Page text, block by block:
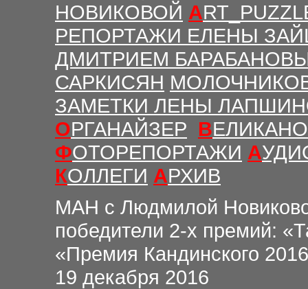
НОВИКОВОЙ A
РЕПОРТАЖИ ЕЛЕНЫ
ДМИТРИЕМ
САРКИСЯН
ЗАМЕТКИ ЛЕНЫ
ОРГАНАЙЗЕР В
ФОТОРЕПОРТАЖИ А
КОЛЛЕГИ АРХИВ
МАН с Людмилой
победители 2-х премий:
«Премия Кандинского
19 декабря 2016